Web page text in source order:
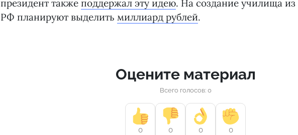
президент также поддержал эту идею. На создание училища из
РФ планируют выделить миллиард рублей.
Оцените материал
Всего голосов: 0
0 0 0 0